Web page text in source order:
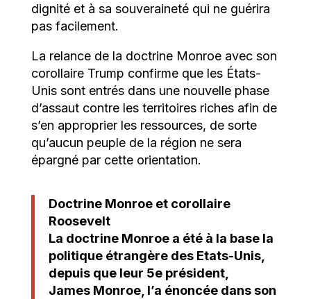
dignité et à sa souveraineté qui ne guérira
pas facilement.
La relance de la doctrine Monroe avec son
corollaire Trump confirme que les États-
Unis sont entrés dans une nouvelle phase
d’assaut contre les territoires riches afin de
s’en approprier les ressources, de sorte
qu’aucun peuple de la région ne sera
épargné par cette orientation.
Doctrine Monroe et corollaire
Roosevelt
La doctrine Monroe a été à la base la
politique étrangère des Etats-Unis,
depuis que leur 5e président,
James Monroe, l’a énoncée dans son